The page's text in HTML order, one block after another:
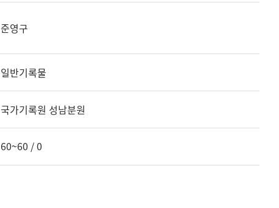
준영구
일반기록물
국가기록원 성남분원
60~60 / 0